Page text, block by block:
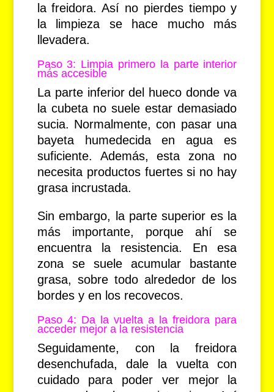
la freidora. Así no pierdes tiempo y
la limpieza se hace mucho más
llevadera.
Paso 3: Limpia primero la parte interior
más accesible
La parte inferior del hueco donde va
la cubeta no suele estar demasiado
sucia. Normalmente, con pasar una
bayeta humedecida en agua es
suficiente. Además, esta zona no
necesita productos fuertes si no hay
grasa incrustada.
Sin embargo, la parte superior es la
más importante, porque ahí se
encuentra la resistencia. En esa
zona se suele acumular bastante
grasa, sobre todo alrededor de los
bordes y en los recovecos.
Paso 4: Da la vuelta a la freidora para
acceder mejor a la resistencia
Seguidamente, con la freidora
desenchufada, dale la vuelta con
cuidado para poder ver mejor la